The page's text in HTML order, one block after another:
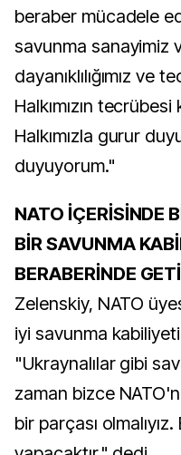
beraber mücadele
savunma sanayimiz
dayanıklılığımız ve
Halkımızın
Halkımızla gurur
duyuyorum."
NATO İÇERİSİNDE
BİR SAVUNMA
BERABERİNDE
Zelenskiy, NATO
iyi savunma
"Ukraynalılar gibi
zaman bizce
bir parçası